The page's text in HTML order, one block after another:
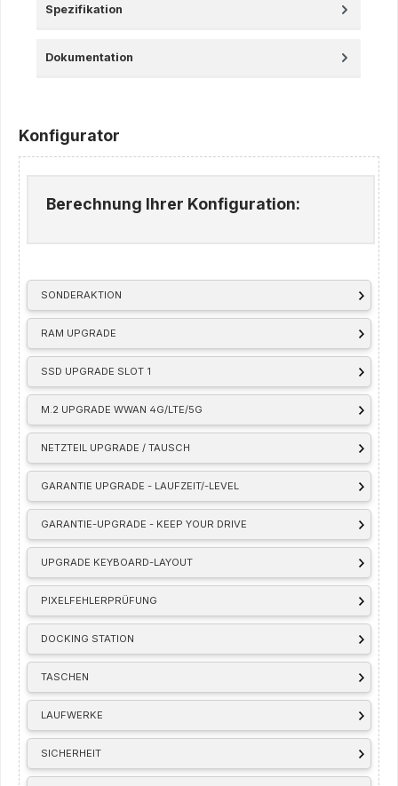
Spezifikation
Dokumentation
Konfigurator
SONDERAKTION
RAM UPGRADE
SSD UPGRADE SLOT 1
M.2 UPGRADE WWAN 4G/LTE/5G
NETZTEIL UPGRADE / TAUSCH
GARANTIE UPGRADE - LAUFZEIT/-LEVEL
GARANTIE-UPGRADE - KEEP YOUR DRIVE
UPGRADE KEYBOARD-LAYOUT
PIXELFEHLERPRÜFUNG
DOCKING STATION
TASCHEN
LAUFWERKE
SICHERHEIT
Berechnung Ihrer Konfiguration: